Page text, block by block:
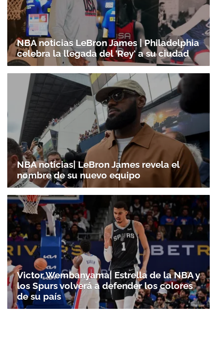
NBA noticias LeBron James | Philadelphia
celebra la llegada del 'Rey' a su ciudad
NBA noticias| LeBron James revela el
nombre de su nuevo equipo
Victor Wembanyama| Estrella de la NBA y
los Spurs volverá a defender los colores
de su país